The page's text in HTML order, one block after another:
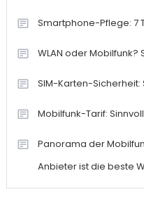
Smartphone-Pflege: 7
WLAN oder
SIM-Karten-Sicherheit:
Mobilfunk-Tarif:
Panorama der
Anbieter ist die beste